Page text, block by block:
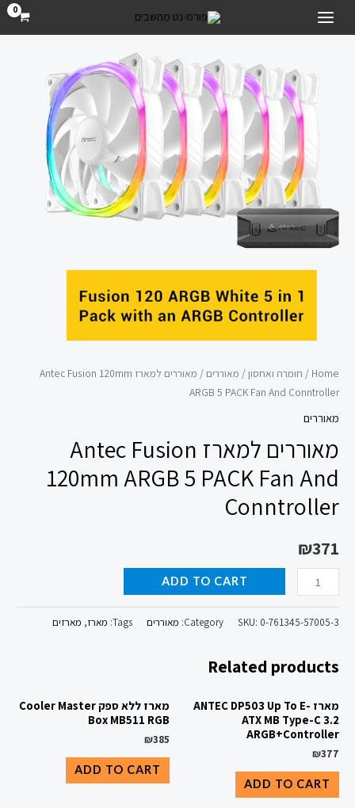
לתוכן
MAIN
Home
/ חומרה ואחסון/ מאוררים
/ מאוררים למארז Antec Fusion 120mm
ARGB 5 PACK Fan And Conntroller
מאוררים
מאוררים למארז Antec Fusion
120mm ARGB 5 PACK Fan And
Conntroller
₪371
למארז
Antec
120mm
ARGB
PACK
Fan
quantity
ADD TO CART
SKU: 0-761345-57005-3
Category: מאוררים Tags: מארז, מארזים
Related products
מארז ANTEC DP503 Up To E-
ATX MB Type-C 3.2
ARGB+Controller
₪377
ADD TO CART
מארז ללא ספק Cooler Master
Box MB511 RGB
₪385
ADD TO CART